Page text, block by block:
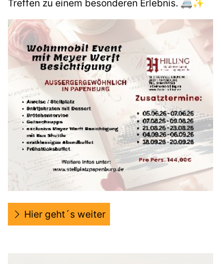
Treffen zu einem besonderen Erlebnis. 🚐✨
Hier geht´s weiter